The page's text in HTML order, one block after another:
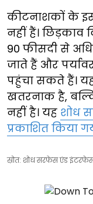
कीटनाशकों के
नहीं हैं।
90 फीसदी से
जाते हैं और
पहुंचा सकते हैं।
खतरनाक है,
नहीं है। यह शोध
प्रकाशित किया
स्रोत: शोध सरफेस एंड